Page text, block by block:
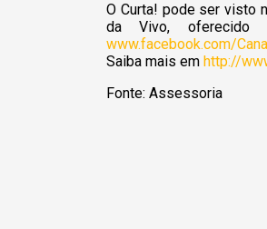
O Curta! pode ser visto
da Vivo,
www.facebook.com/
Saiba mais em http://
Fonte: Assessoria